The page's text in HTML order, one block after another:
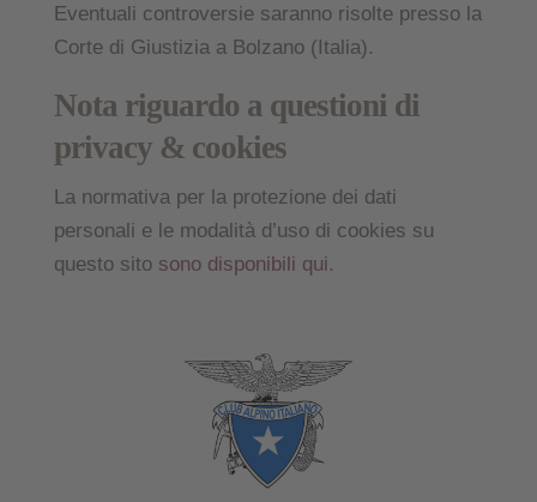
Eventuali controversie saranno risolte presso la
Corte di Giustizia a Bolzano (Italia).
Nota riguardo a questioni di
privacy & cookies
La normativa per la protezione dei dati
personali e le modalità d’uso di cookies su
questo sito sono disponibili qui.